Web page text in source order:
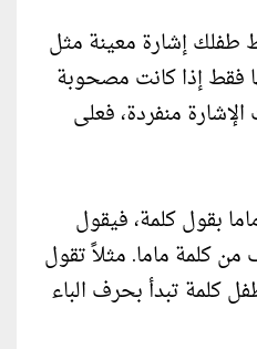
طفلك إشارة معينة مثل
فقط إذا كانت مصحوبة
الإشارة منفردة، فعلى
بقول كلمة، فيقول
من كلمة ماما. مثلاً تقول
كلمة تبدأ بحرف الباء